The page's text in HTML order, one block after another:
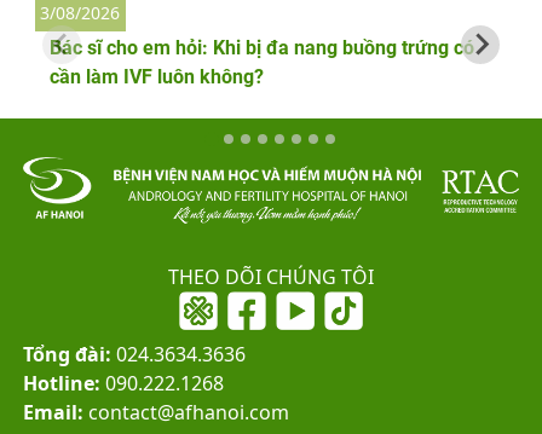
Bác sĩ cho em hỏi: Khi bị đa nang buồng trứng có
cần làm IVF luôn không?
3/08/2026
THEO DÕI CHÚNG TÔI
Tổng đài: 024.3634.3636
Hotline: 090.222.1268
Email: contact@afhanoi.com